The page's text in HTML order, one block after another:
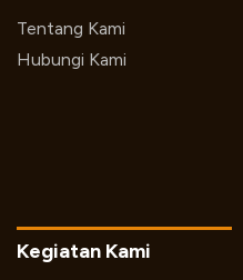
Tentang Kami
Hubungi Kami
Kegiatan Kami